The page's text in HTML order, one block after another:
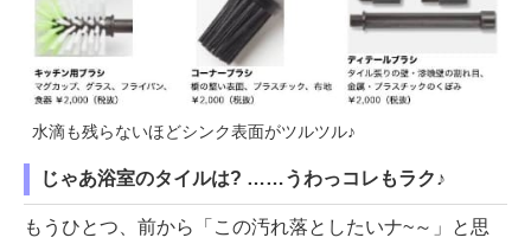
水滴も残らないほどシンク表面がツルツル♪
じゃあ浴室のタイルは? ……うわっコレもラク♪
もうひとつ、前から「この汚れ落としたいナ~～」と思